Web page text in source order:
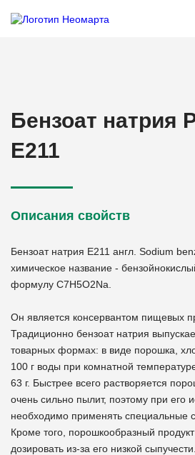
Бензоат натрия
Е211
Описания свойств
Бензоат натрия E211 англ. Sodium
химическое название -
формулу C7H5O2Na.
Он является консервантом пищевых
Традиционно бензоат натрия
товарных формах: в виде порошка,
100 г воды при комнатной
63 г. Быстрее всего растворяется
очень сильно пылит, поэтому при его
необходимо применять специальные
Кроме того, порошкообразный
дозировать из-за его низкой